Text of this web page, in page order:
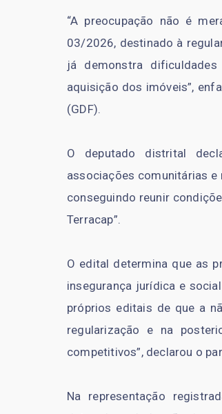
“A preocupação não é
03/2026, destinado à
já demonstra
aquisição dos imóveis”,
(GDF).
O deputado distrital
associações comunitárias
conseguindo reunir
Terracap”.
O edital determina que as
insegurança jurídica e
próprios editais de que a
regularização e na
competitivos”, declarou o
Na representação